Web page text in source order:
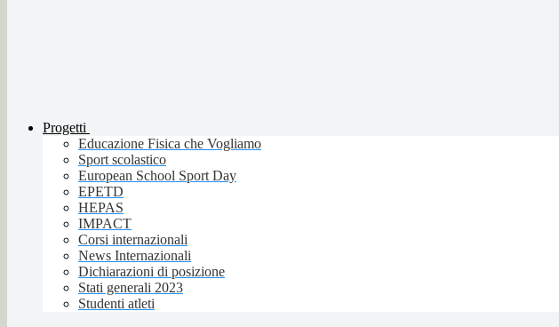
Progetti
Educazione Fisica che Vogliamo
Sport scolastico
European School Sport Day
EPETD
HEPAS
IMPACT
Corsi internazionali
News Internazionali
Dichiarazioni di posizione
Stati generali 2023
Studenti atleti